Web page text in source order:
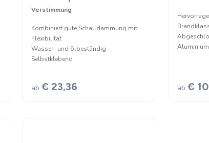
Verstimmung
Kombiniert gute Schalldämmung mit
Flexibilität
Wasser- und ölbeständig
Selbstklebend
ab € 23,36 ab €